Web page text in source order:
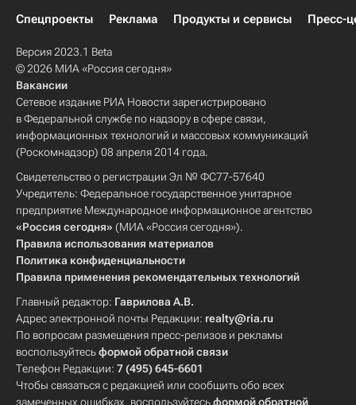
Спецпроекты
Реклама Продукты и сервисы Пресс-
Версия 2023.1 Beta
© 2026 МИА «Россия сегодня»
Вакансии
Сетевое издание РИА Новости зарегистрировано
в Федеральной службе по надзору в сфере связи,
информационных технологий и массовых коммуникаций
(Роскомнадзор) 08 апреля 2014 года.
Свидетельство о регистрации Эл № ФС77-57640
Учредитель: Федеральное государственное унитарное
предприятие Международное информационное агентство
«Россия сегодня» (МИА «Россия сегодня»).
Правила использования материалов
Политика конфиденциальности
Правила применения рекомендательных технологий
Главный редактор: Гаврилова А.В.
Адрес электронной почты Редакции: realty@ria.ru
По вопросам размещения пресс-релизов и рекламы
воспользуйтесьформой обратной связи
Телефон Редакции: 7 (495) 645-6601
Чтобы связаться с редакцией или сообщить обо всех
замеченных ошибках, воспользуйтесьформой обратной